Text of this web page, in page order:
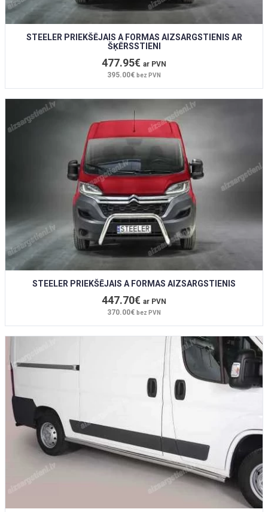
STEELER PRIEKŠĒJAIS A FORMAS AIZSARGSTIENIS AR
ŠĶĒRSSTIENI
477.95€ ar PVN
395.00€ bez PVN
STEELER PRIEKŠĒJAIS A FORMAS AIZSARGSTIENIS
447.70€ ar PVN
370.00€ bez PVN